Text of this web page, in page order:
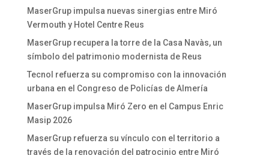
MaserGrup impulsa nuevas sinergias entre Miró
Vermouth y Hotel Centre Reus
MaserGrup recupera la torre de la Casa Navàs, un
símbolo del patrimonio modernista de Reus
Tecnol refuerza su compromiso con la innovación
urbana en el Congreso de Policías de Almería
MaserGrup impulsa Miró Zero en el Campus Enric
Masip 2026
MaserGrup refuerza su vínculo con el territorio a
través de la renovación del patrocinio entre Miró